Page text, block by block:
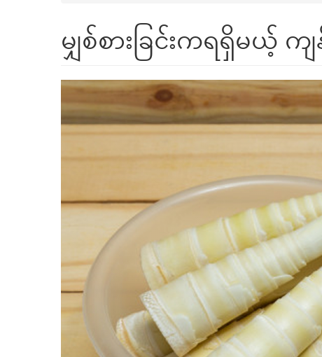
မျှစ်စားခြင်းကရရှိမယ့် ကျ